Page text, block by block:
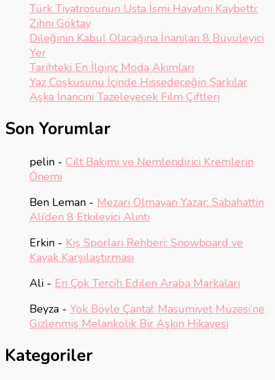
Türk Tiyatrosunun Usta İsmi Hayatını Kaybetti:
Zihni Göktay
Dileğinin Kabul Olacağına İnanılan 8 Büyüleyici
Yer
Tarihteki En İlginç Moda Akımları
Yaz Coşkusunu İçinde Hissedeceğin Şarkılar
Aşka İnancını Tazeleyecek Film Çiftleri
Son Yorumlar
pelin - Cilt Bakımı ve Nemlendirici Kremlerin
Önemi
Ben Leman - Mezarı Olmayan Yazar: Sabahattin
Ali’den 8 Etkileyici Alıntı
Erkin - Kış Sporları Rehberi: Snowboard ve
Kayak Karşılaştırması
Ali - En Çok Tercih Edilen Araba Markaları
Beyza - Yok Böyle Çanta!: Masumiyet Müzesi’ne
Gizlenmiş Melankolik Bir Aşkın Hikayesi
Kategoriler